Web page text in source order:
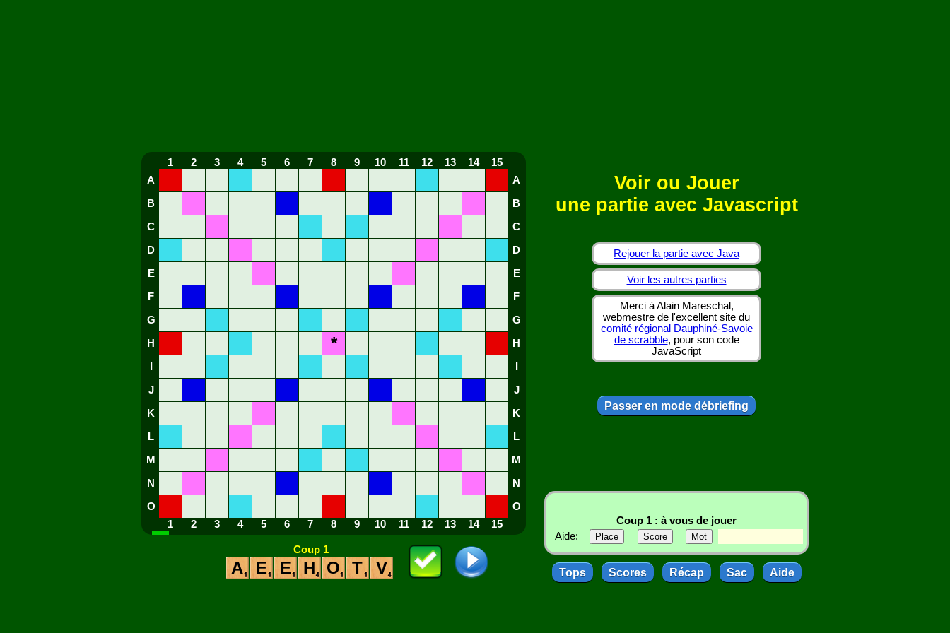
1 2 3 4 5 6 7 8 9 10 11 12 13 14
15
A
A
B B
C C
D D
E E
F F
G G
H * H
J J
K K
L L
M M
N N
O
O
1
2 3 4 5 6 7 8 9 10 11 12 13 14 15
Coup 1
A E E H O T V
Voir ou Jouer
une partie avec Javascript
Rejouer la partie avec Java
Voir les autres parties
Merci à Alain Mareschal,
webmestre de l'excellent site du
comité régional Dauphiné-Savoie
de scrabble, pour son code
JavaScript
Passer en mode débriefing
Coup 1 : à vous de jouer
Aide:
Tops Scores Récap Sac Aide